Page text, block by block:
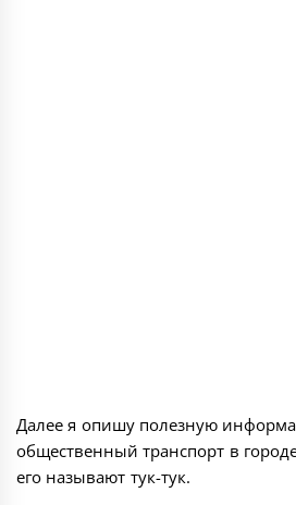
Далее я опишу полезную
общественный транспорт в
его называют тук-тук.